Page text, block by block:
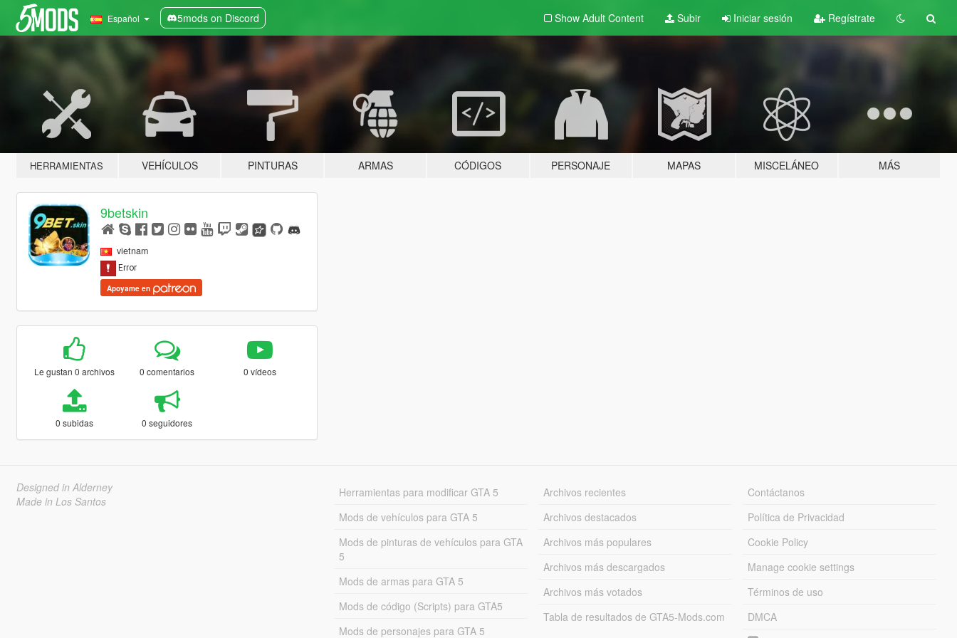
Español 5mods on Discord Show Adult Content Subir Iniciar sesión Regístrate
HERRAMIENTAS VEHÍCULOS PINTURAS ARMAS CÓDIGOS PERSONAJE MAPAS MISCELÁNEO MÁS
9betskin
vietnam
Apoyame en
Le gustan 0 archivos 0 comentarios 0 vídeos
0 subidas 0 seguidores
Designed in Alderney
Made in Los Santos
Herramientas para modificar GTA 5
Mods de vehículos para GTA 5
Mods de pinturas de vehículos para GTA
5
Mods de armas para GTA 5
Mods de código (Scripts) para GTA5
Mods de personajes para GTA 5
Archivos recientes
Archivos destacados
Archivos más populares
Archivos más descargados
Archivos más votados
Tabla de resultados de GTA5-Mods.com
Contáctanos
Política de Privacidad
Cookie Policy
Manage cookie settings
Términos de uso
DMCA